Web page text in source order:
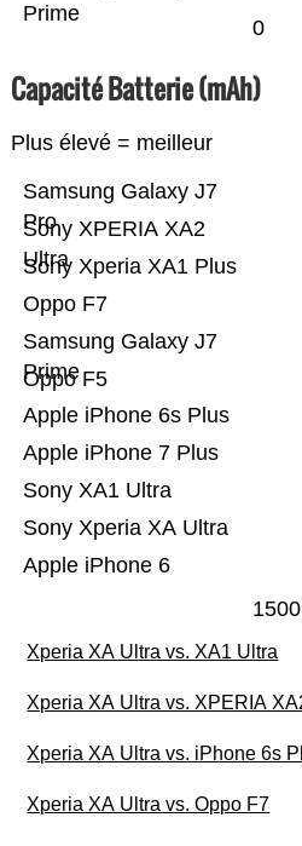
Prime
0
Capacité Batterie (mAh)
Plus élevé = meilleur
Apple iPhone 6
Sony Xperia XA Ultra
Sony XA1 Ultra
Apple iPhone 7 Plus
Apple iPhone 6s Plus
Oppo F5
Samsung Galaxy J7
Prime
Oppo F7
Sony Xperia XA1 Plus
Sony XPERIA XA2
Ultra
Samsung Galaxy J7
Pro
1500
Xperia XA Ultra vs. XA1 Ultra
Xperia XA Ultra vs. XPERIA
Xperia XA Ultra vs. iPhone 6s
Xperia XA Ultra vs. Oppo F7